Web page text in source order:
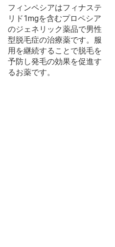
フィンペシアはフィナステ
リド1mgを含むプロペシア
のジェネリック薬品で男性
型脱毛症の治療薬です。服
用を継続することで脱毛を
予防し発毛の効果を促進す
るお薬です。